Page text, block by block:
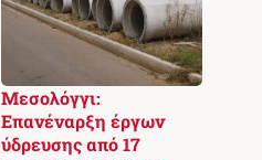
Μεσολόγγι:
Επανέναρξη έργων
ύδρευσης από 17